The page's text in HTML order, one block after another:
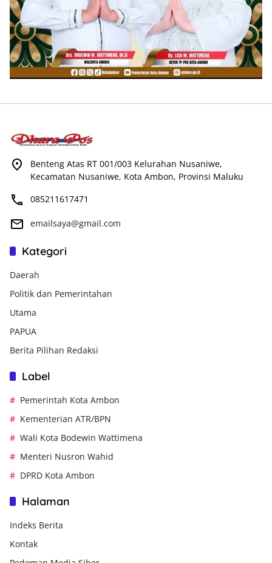
Benteng Atas RT 001/003 Kelurahan Nusaniwe,
Kecamatan Nusaniwe, Kota Ambon, Provinsi Maluku
085211617471
emailsaya@gmail.com
Kategori
Daerah
Politik dan Pemerintahan
Utama
PAPUA
Berita Pilihan Redaksi
Label
Pemerintah Kota Ambon
Kementerian ATR/BPN
Wali Kota Bodewin Wattimena
Menteri Nusron Wahid
DPRD Kota Ambon
Halaman
Indeks Berita
Kontak